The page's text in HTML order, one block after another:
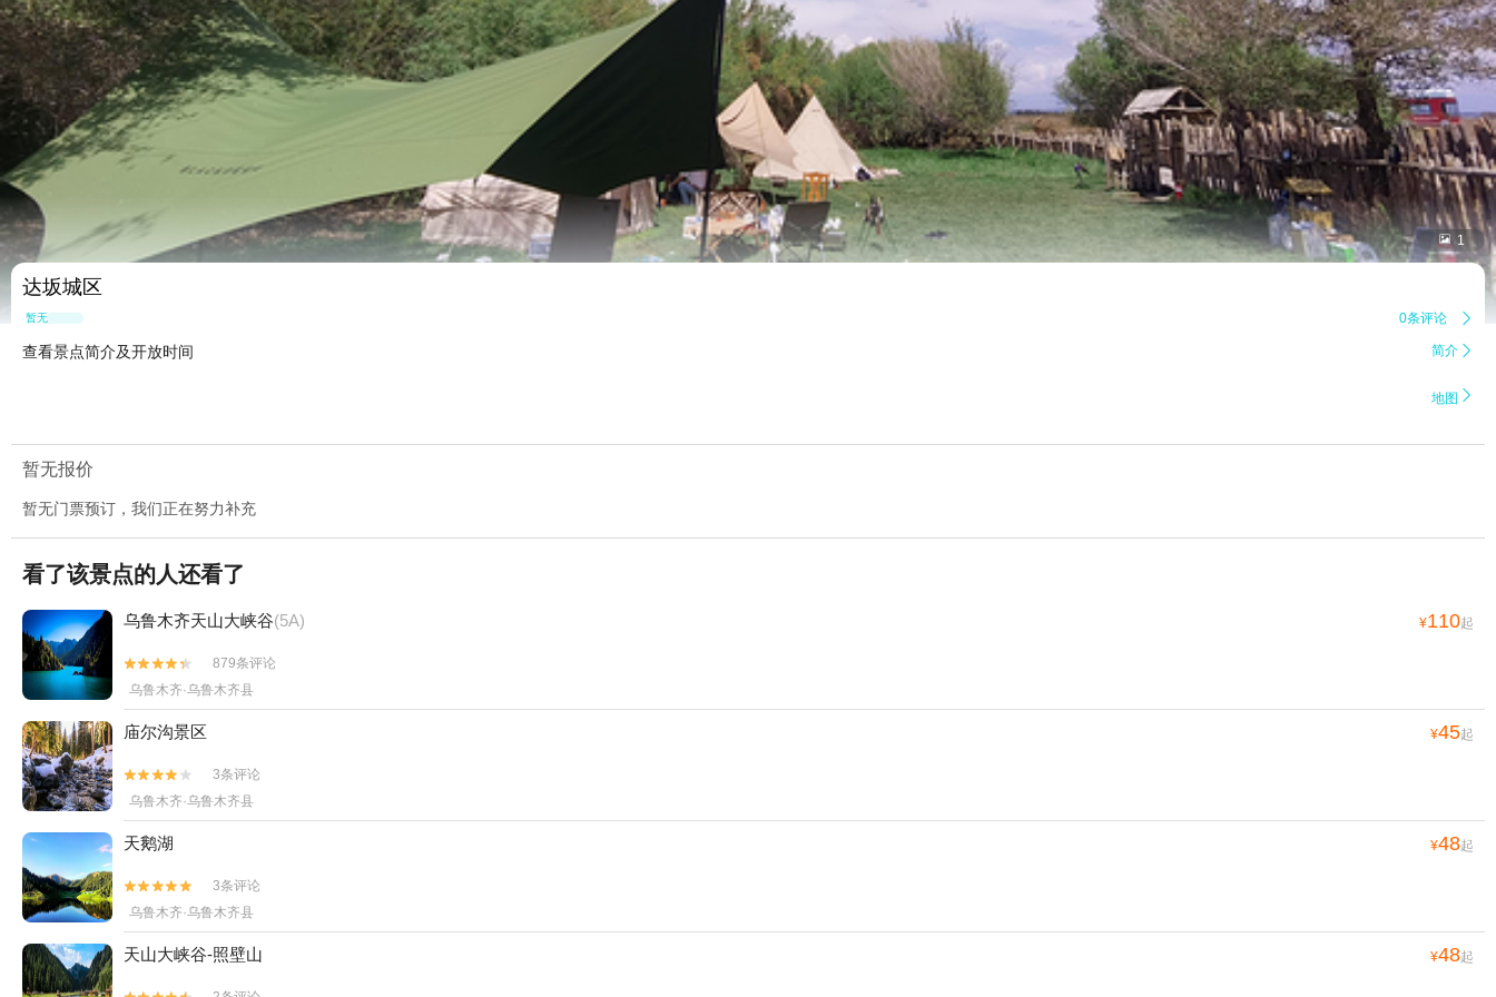
 1
达坂城区
暂无点评 0条评论 
查看景点简介及开放时间 简介 
地图 
暂无报价
暂无门票预订，我们正在努力补充
看了该景点的人还看了
乌鲁木齐天山大峡谷(5A) ¥110起


879条评论
乌鲁木齐·乌鲁木齐县
庙尔沟景区 ¥45起


3条评论
乌鲁木齐·乌鲁木齐县
天鹅湖 ¥48起


3条评论
乌鲁木齐·乌鲁木齐县
天山大峡谷-照壁山 ¥48起